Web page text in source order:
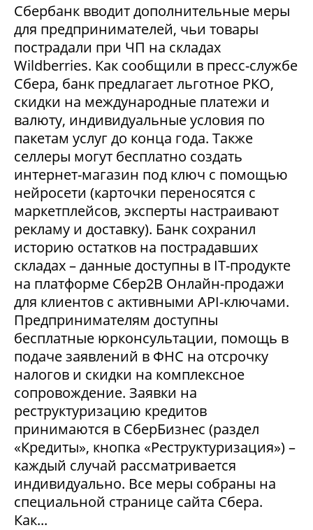
Сбербанк вводит дополнительные меры
для предпринимателей, чьи товары
пострадали при ЧП на складах
Wildberries. Как сообщили в пресс-службе
Сбера, банк предлагает льготное РКО,
скидки на международные платежи и
валюту, индивидуальные условия по
пакетам услуг до конца года. Также
селлеры могут бесплатно создать
интернет-магазин под ключ с помощью
нейросети (карточки переносятся с
маркетплейсов, эксперты настраивают
рекламу и доставку). Банк сохранил
историю остатков на пострадавших
складах – данные доступны в IT-продукте
на платформе Сбер2В Онлайн-продажи
для клиентов с активными API-ключами.
Предпринимателям доступны
бесплатные юрконсультации, помощь в
подаче заявлений в ФНС на отсрочку
налогов и скидки на комплексное
сопровождение. Заявки на
реструктуризацию кредитов
принимаются в СберБизнес (раздел
«Кредиты», кнопка «Реструктуризация») –
каждый случай рассматривается
индивидуально. Все меры собраны на
специальной странице сайта Сбера.
Как...